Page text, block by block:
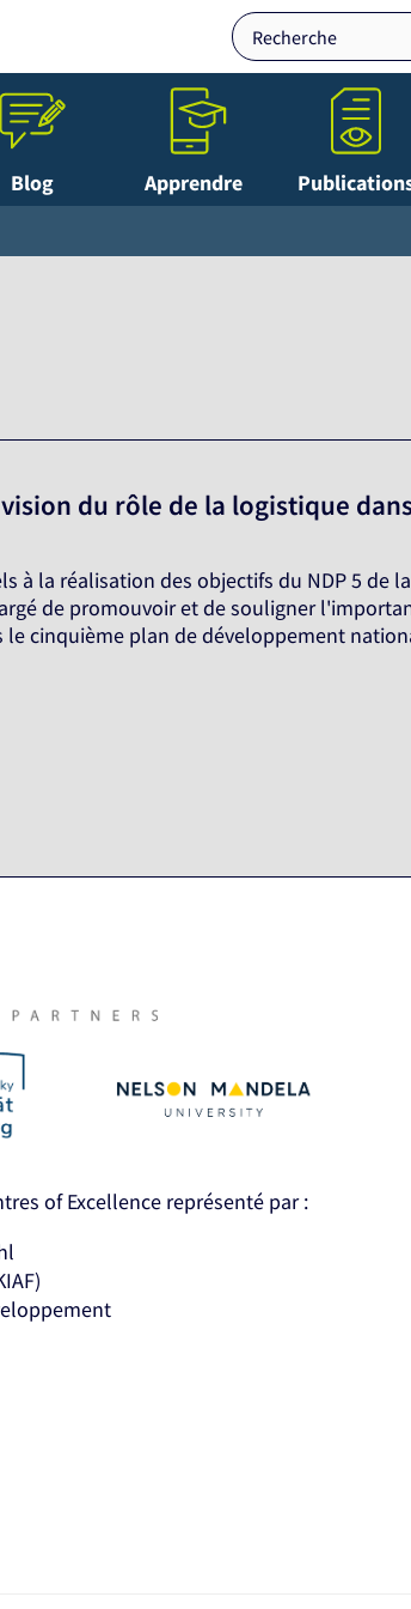
Blog Apprendre
du rôle de la logistique
à la réalisation des objectifs du NDP 5
de promouvoir et de souligner
cinquième plan de développement
of Excellence représenté par :